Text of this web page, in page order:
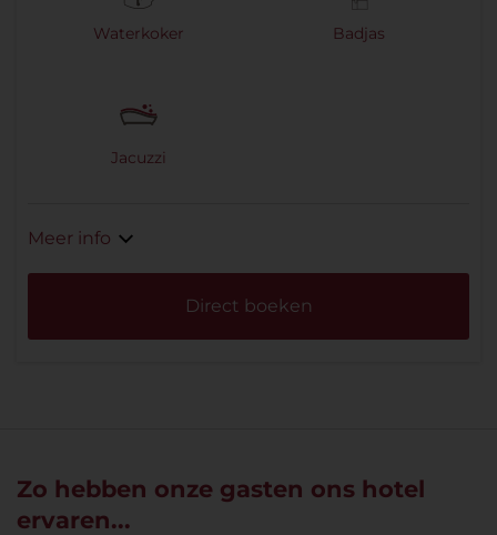
Waterkoker Badjas
Jacuzzi
Meer info
Direct boeken
Zo hebben onze gasten ons hotel
ervaren...